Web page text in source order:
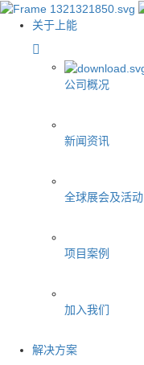
关于上能
公司概况
新闻资讯
全球展会及活动
项目案例
加入我们
解决方案